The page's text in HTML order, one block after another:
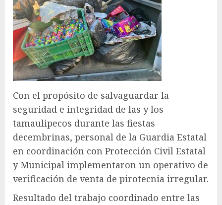
Con el propósito de salvaguardar la
seguridad e integridad de las y los
tamaulipecos durante las fiestas
decembrinas, personal de la Guardia Estatal
en coordinación con Protección Civil Estatal
y Municipal implementaron un operativo de
verificación de venta de pirotecnia irregular.
Resultado del trabajo coordinado entre las